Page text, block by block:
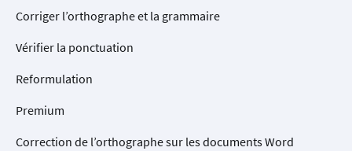
Corriger l’orthographe et la grammaire
Vérifier la ponctuation
Reformulation
Premium
Correction de l’orthographe sur les documents Word